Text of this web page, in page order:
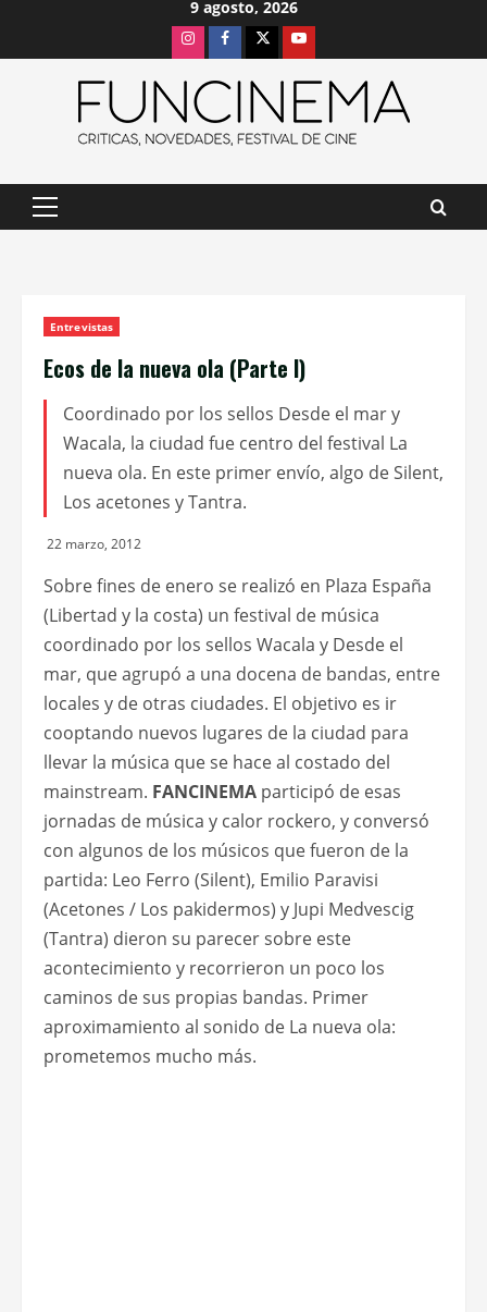
9 agosto, 2026
InstagramFacebook
X Youtube
Menú
Entrevistas
Ecos de la nueva ola (Parte I)
Coordinado por los sellos Desde el mar y
Wacala, la ciudad fue centro del festival La
nueva ola. En este primer envío, algo de Silent,
Los acetones y Tantra.
22 marzo, 2012
Sobre fines de enero se realizó en Plaza España
(Libertad y la costa) un festival de música
coordinado por los sellos Wacala y Desde el
mar, que agrupó a una docena de bandas, entre
locales y de otras ciudades. El objetivo es ir
cooptando nuevos lugares de la ciudad para
llevar la música que se hace al costado del
mainstream. FANCINEMA participó de esas
jornadas de música y calor rockero, y conversó
con algunos de los músicos que fueron de la
partida: Leo Ferro (Silent), Emilio Paravisi
(Acetones / Los pakidermos) y Jupi Medvescig
(Tantra) dieron su parecer sobre este
acontecimiento y recorrieron un poco los
caminos de sus propias bandas. Primer
aproximamiento al sonido de La nueva ola:
prometemos mucho más.